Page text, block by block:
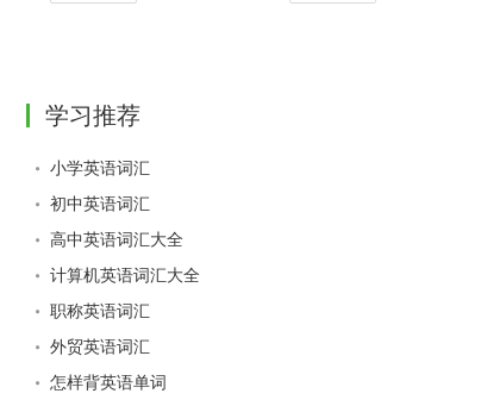
学习推荐
小学英语词汇
初中英语词汇
高中英语词汇大全
计算机英语词汇大全
职称英语词汇
外贸英语词汇
怎样背英语单词